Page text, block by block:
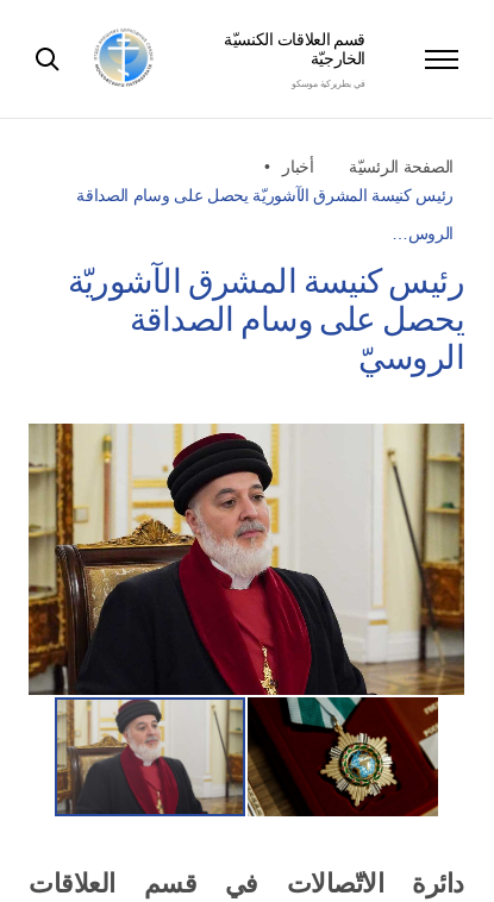
قسم العلاقات الكنسيّة
الخارجيّة
في بطريركية موسكو
الصفحة الرئسيّة
أخبار
رئيس كنيسة المشرق الآشوريّة يحصل على وسام الصداقة
الروس…
رئيس كنيسة المشرق الآشوريّة
يحصل على وسام الصداقة
الروسيّ
دائرة الاتّصالات في قسم العلاقات